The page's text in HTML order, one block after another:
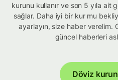
kurunu kullanır ve son 5 yıla ait
sağlar. Daha iyi bir kur mu
ayarlayın, size haber verelim.
güncel haberleri
Döviz